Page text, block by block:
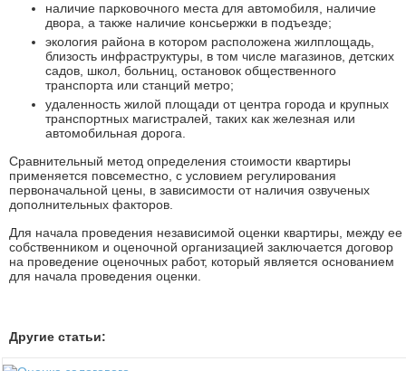
наличие парковочного места для автомобиля, наличие
двора, а также наличие консьержки в подъезде;
экология района в котором расположена жилплощадь,
близость инфраструктуры, в том числе магазинов, детских
садов, школ, больниц, остановок общественного
транспорта или станций метро;
удаленность жилой площади от центра города и крупных
транспортных магистралей, таких как железная или
автомобильная дорога.
Сравнительный метод определения стоимости квартиры
применяется повсеместно, с условием регулирования
первоначальной цены, в зависимости от наличия озвученых
дополнительных факторов.
Для начала проведения независимой оценки квартиры, между ее
собственником и оценочной организацией заключается договор
на проведение оценочных работ, который является основанием
для начала проведения оценки.
Другие статьи: